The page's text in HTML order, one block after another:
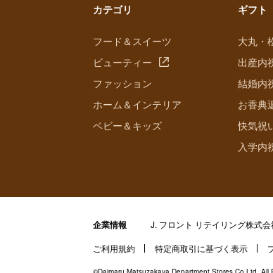
カテゴリ
フード＆スイーツ
ビューティー
ファッション
ホーム＆インテリア
ベビー＆キッズ
ギフト
大丸・
出産内
結婚内
お香典
快気祝
入学内
企業情報 J. フロント リテイリング株式会
ご利用規約 特定商取引に基づく表示